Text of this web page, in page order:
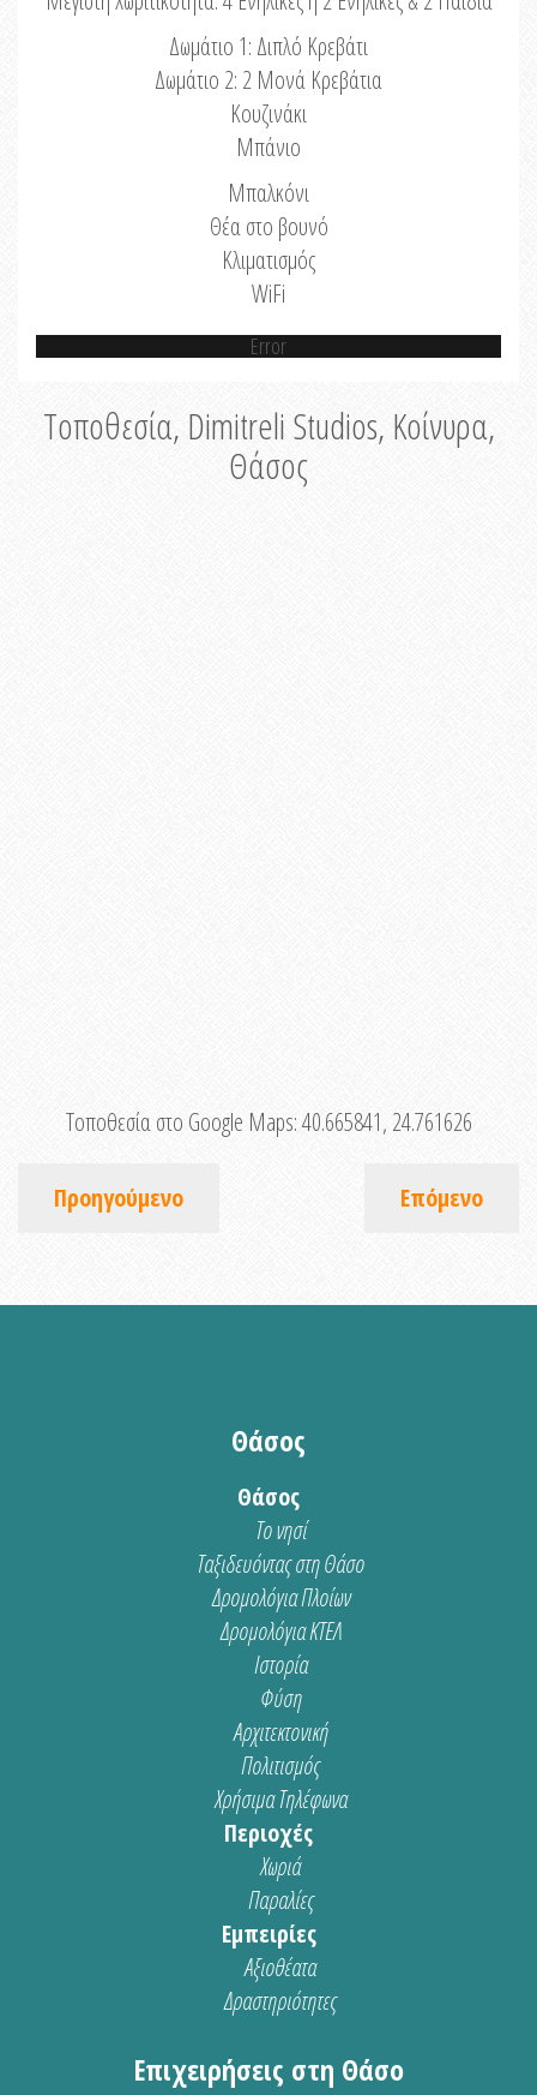
Δωμάτιο 1: Διπλό Κρεβάτι
Δωμάτιο 2: 2 Μονά Κρεβάτια
Κουζινάκι
Μπάνιο
Μπαλκόνι
Θέα στο βουνό
Κλιματισμός
WiFi
Error
Τοποθεσία, Dimitreli Studios, Κοίνυρα,
Θάσος
Τοποθεσία στο Google Maps:40.665841, 24.761626
Προηγούμενο Επόμενο
Θάσος
Θάσος
Το νησί
Ταξιδευόντας στη Θάσο
Δρομολόγια Πλοίων
Δρομολόγια ΚΤΕΛ
Ιστορία
Φύση
Αρχιτεκτονική
Πολιτισμός
Χρήσιμα Τηλέφωνα
Περιοχές
Χωριά
Παραλίες
Εμπειρίες
Αξιοθέατα
Δραστηριότητες
Επιχειρήσεις στη Θάσο